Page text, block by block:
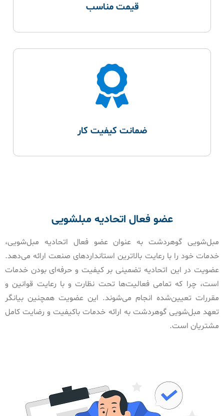
قیمت مناسب
ضمانت کیفیت کار
عضو فعال اتحادیه مبلشویی
مبل‌شویی گوهردشت به عنوان عضو فعال اتحادیه مبل‌شویی،
خدمات خود را با رعایت بالاترین استانداردهای صنعت ارائه می‌دهد.
عضویت در این اتحادیه تضمینی بر کیفیت و حرفه‌ای بودن خدمات
است، چرا که تمامی فعالیت‌ها تحت نظارت و با رعایت قوانین و
مقررات تعیین‌شده انجام می‌شوند. این عضویت همچنین بیانگر
تعهد مبل‌شویی گوهردشت به ارائه خدمات باکیفیت و رضایت کامل
مشتریان است.